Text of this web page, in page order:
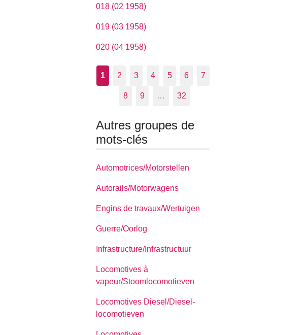
018 (02 1958)
019 (03 1958)
020 (04 1958)
1 2 3 4 5 6 7
8 9 … 32
Autres groupes de
mots-clés
Automotrices/Motorstellen
Autorails/Motorwagens
Engins de travaux/Wertuigen
Guerre/Oorlog
Infrastructure/Infrastructuur
Locomotives à
vapeur/Stoomlocomotieven
Locomotives Diesel/Diesel-
locomotieven